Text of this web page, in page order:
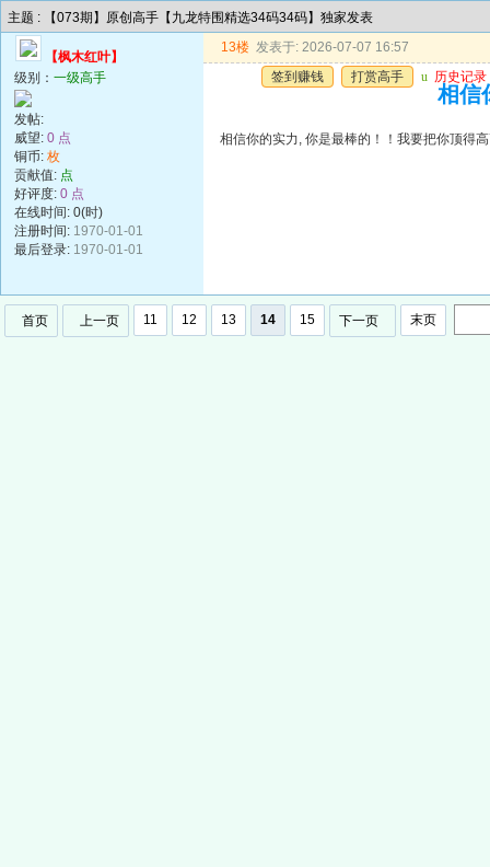
主题 : 【073期】原创高手【九龙特围精选34码34码】独家发表
【枫木红叶】
级别： 一级高手
发帖:
威望: 0 点
铜币: 枚
贡献值: 点
好评度: 0 点
在线时间: 0(时)
注册时间: 1970-01-01
最后登录: 1970-01-01
13楼 发表于: 2026-07-07 16:57
签到赚钱
打赏高手 u 历史记录
相信
相信你的实力, 你是最棒的！！我要把你顶得
首页 上一页 11 12 13 14 15 下一页 末页